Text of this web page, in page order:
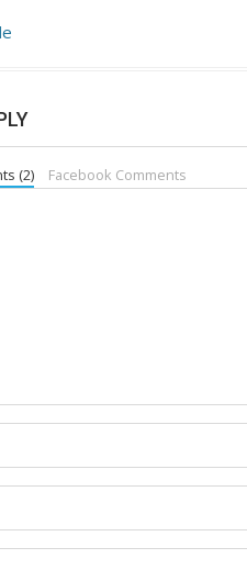
(2) Facebook Comments